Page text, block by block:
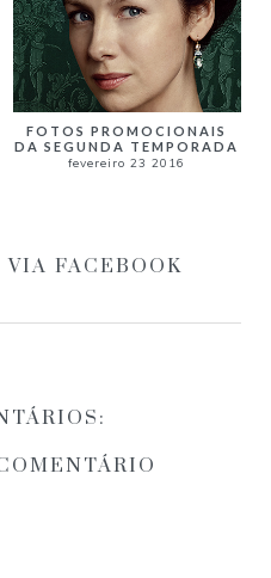
FOTOS PROMOCIONAIS
DA SEGUNDA TEMPORADA
fevereiro 23 2016
FACEBOOK